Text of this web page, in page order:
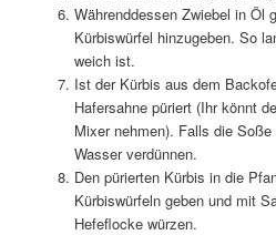
Währenddessen Zwiebel in Öl
Kürbiswürfel hinzugeben. So
weich ist.
Ist der Kürbis aus dem
Hafersahne püriert (Ihr könnt
Mixer nehmen). Falls die
Wasser verdünnen.
Den pürierten Kürbis in die
Kürbiswürfeln geben und mit
Hefeflocke würzen.